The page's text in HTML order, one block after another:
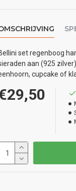
set regenboog
aan (925
cupcake of